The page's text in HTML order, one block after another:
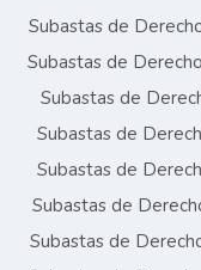
Subastas de
Subastas de
Subastas de
Subastas de
Subastas de
Subastas de
Subastas de